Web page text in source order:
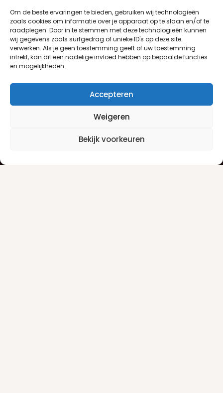
Om de beste ervaringen te bieden, gebruiken wij technologieën
zoals cookies om informatie over je apparaat op te slaan en/of te
raadplegen. Door in te stemmen met deze technologieën kunnen
wij gegevens zoals surfgedrag of unieke ID's op deze site
verwerken. Als je geen toestemming geeft of uw toestemming
intrekt, kan dit een nadelige invloed hebben op bepaalde functies
en mogelijkheden.
Accepteren
Weigeren
Bekijk voorkeuren